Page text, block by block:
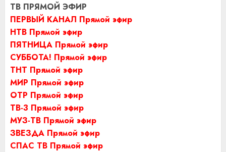
ТВ ПРЯМОЙ ЭФИР
ПЕРВЫЙ КАНАЛ Прямой эфир
НТВ Прямой эфир
ПЯТНИЦА Прямой эфир
СУББОТА! Прямой эфир
ТНТ Прямой эфир
МИР Прямой эфир
ОТР Прямой эфир
ТВ-3 Прямой эфир
МУЗ-ТВ Прямой эфир
ЗВЕЗДА Прямой эфир
СПАС ТВ Прямой эфир